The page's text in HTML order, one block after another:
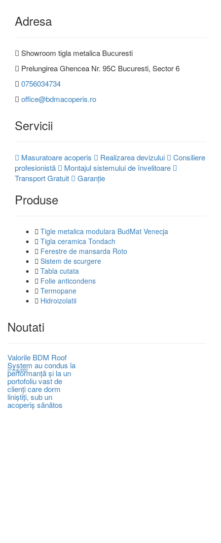
Adresa
Showroom tigla metalica Bucuresti
Prelungirea Ghencea Nr. 95C Bucuresti, Sector 6
0756034734
office@bdmacoperis.ro
Servicii
Masuratoare acoperis Realizarea devizului
Consiliere
profesionistă
Montajul sistemului de învelitoare
Transport Gratuit
Garanție
Produse
Tigle metalica modulara BudMat Venecja
Tigla ceramica Tondach
Ferestre de mansarda Roto
Sistem de scurgere
Tabla cutata
Folie anticondens
Termopane
Hidroizolatii
Noutati
Valorile BDM Roof
System au condus la
performanță și la un
portofoliu vast de
clienți care dorm
liniștiți, sub un
acoperiș sănătos
27 mai 2022